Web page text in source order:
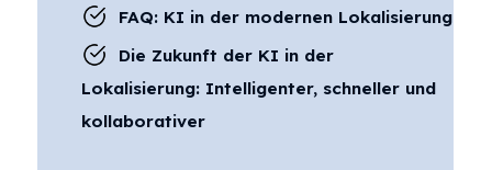
FAQ: KI in der modernen Lokalisierung
Die Zukunft der KI in der
Lokalisierung: Intelligenter, schneller und
kollaborativer